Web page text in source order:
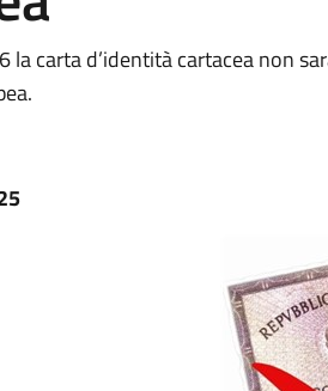
la carta d’identità cartacea non